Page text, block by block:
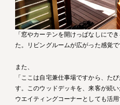
「窓やカーテンを開けっぱなしにで
た。リビングルームが広がった感覚で
また、
「ここは自宅兼仕事場ですから、た
す。このウッドデッキを、来客が続
ウエイティングコーナーとしても活